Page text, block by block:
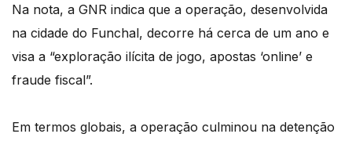
Na nota, a GNR indica que a operação, desenvolvida
na cidade do Funchal, decorre há cerca de um ano e
visa a “exploração ilícita de jogo, apostas ‘online’ e
fraude fiscal”.
Em termos globais, a operação culminou na detenção